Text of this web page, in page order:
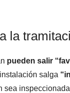
la
pueden salir
salga
sea